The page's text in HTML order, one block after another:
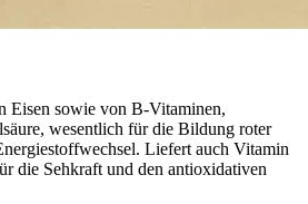
Eisen sowie von B-Vitaminen,
wesentlich für die Bildung roter
Liefert auch Vitamin
die Sehkraft und den antioxidativen